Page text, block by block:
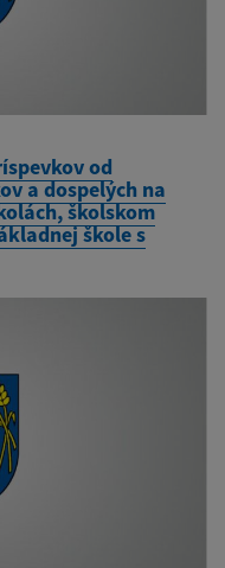
od
a dospelých na
školskom
škole s